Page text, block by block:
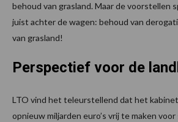
behoud van grasland. Maar de voorstellen
juist achter de wagen: behoud van
van grasland!
Perspectief voor de
LTO vind het teleurstellend dat het
opnieuw miljarden euro’s vrij te maken